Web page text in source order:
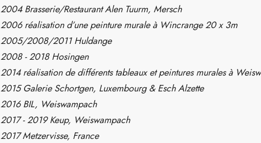
2004 Brasserie/Restaurant Alen Tuurm, Mersch
2006 réalisation d’une peinture murale à Wincrange 20 x 3m
2005/2008/2011 Huldange
2008 - 2018 Hosingen
2014 réalisation de différents tableaux et peintures murales à
2015 Galerie Schortgen, Luxembourg & Esch Alzette
2016 BIL, Weiswampach
2017 - 2019 Keup, Weiswampach
2017 Metzervisse, France